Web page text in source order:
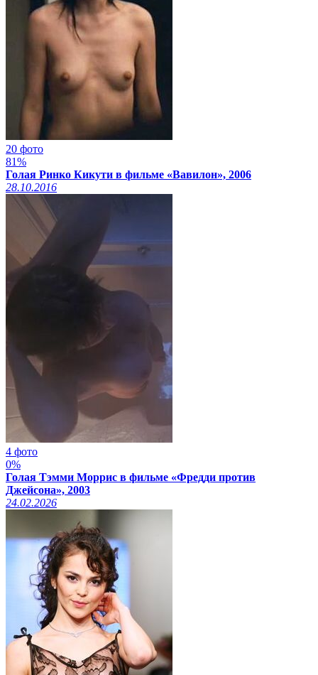
20 фото
81%
Голая Ринко Кикути в фильме «Вавилон», 2006
28.10.2016
4 фото
0%
Голая Тэмми Моррис в фильме «Фредди против
Джейсона», 2003
24.02.2026